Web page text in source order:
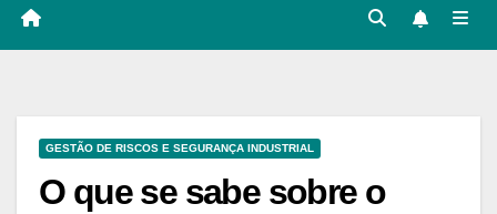
GESTÃO DE RISCOS E SEGURANÇA INDUSTRIAL
O que se sabe sobre o